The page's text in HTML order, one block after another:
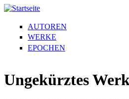
AUTOREN
WERKE
EPOCHEN
Ungekürztes